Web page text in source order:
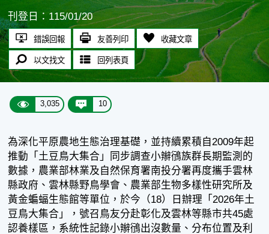
刊登日：115/01/20
錯誤回報 友善列印 收藏文章
以文找文 回列表頁
3,035 10
為深化平原農地生態治理基礎，並持續累積自2009年起
推動「土豆鳥大集合」同步調查小辮鴴族群長期監測的
數據，農業部林業及自然保育署南投分署再度攜手雲林
縣政府、雲林縣野鳥學會、農業部生物多樣性研究所及
黃金蝙蝠生態館等單位，於今（18）日辦理「2026年土
豆鳥大集合」，號召鳥友分赴彰化及雲林等縣市共45處
認養樣區，系統性記錄小辮鴴出沒數量、分布位置及利